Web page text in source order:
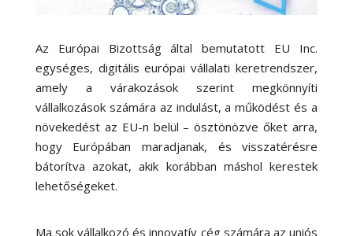
Az Európai Bizottság által bemutatott EU Inc.
egységes, digitális európai vállalati keretrendszer,
amely a várakozások szerint megkönnyíti
vállalkozások számára az indulást, a működést és a
növekedést az EU-n belül – ösztönözve őket arra,
hogy Európában maradjanak, és visszatérésre
bátorítva azokat, akik korábban máshol kerestek
lehetőségeket.
Ma sok vállalkozó és innovatív cég számára az uniós